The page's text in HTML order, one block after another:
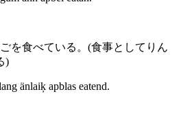
を食べている。(食事としてりん
)
änlaiķ apblas eatend.